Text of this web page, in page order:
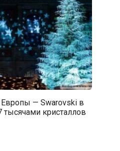
Европы — Swarovski в
кристаллов